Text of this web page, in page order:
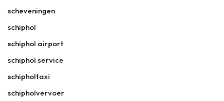
scheveningen
schiphol
schiphol airport
schiphol service
schipholtaxi
schipholvervoer